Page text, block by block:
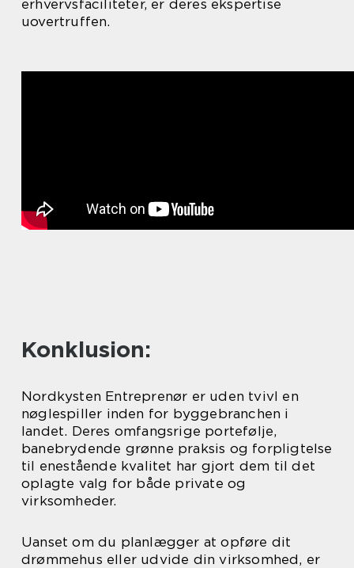
erhvervsfaciliteter, er deres ekspertise
uovertruffen.
Konklusion:
Nordkysten Entreprenør er uden tvivl en
nøglespiller inden for byggebranchen i
landet. Deres omfangsrige portefølje,
banebrydende grønne praksis og forpligtelse
til enestående kvalitet har gjort dem til det
oplagte valg for både private og
virksomheder.
Uanset om du planlægger at opføre dit
drømmehus eller udvide din virksomhed, er